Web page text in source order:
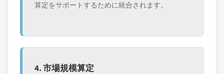
算定をサポートするために統合されます。
4. 市場規模算定